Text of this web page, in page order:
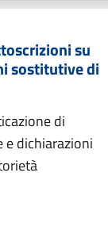
su
sostitutive di
di
dichiarazioni